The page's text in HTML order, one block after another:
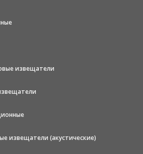
извещатели
извещатели (акустические)